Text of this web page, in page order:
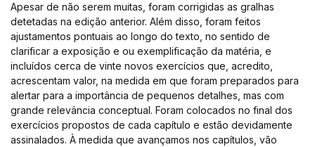
Apesar de não serem muitas, foram corrigidas as gralhas
detetadas na edição anterior. Além disso, foram feitos
ajustamentos pontuais ao longo do texto, no sentido de
clarificar a exposição e ou exemplificação da matéria, e
incluídos cerca de vinte novos exercícios que, acredito,
acrescentam valor, na medida em que foram preparados para
alertar para a importância de pequenos detalhes, mas com
grande relevância conceptual. Foram colocados no final dos
exercícios propostos de cada capítulo e estão devidamente
assinalados. À medida que avançamos nos capítulos, vão